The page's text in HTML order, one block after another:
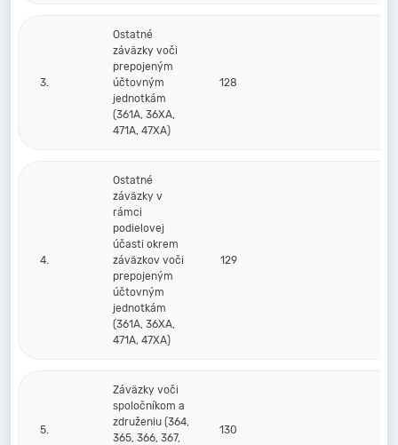
3.
Ostatné
záväzky voči
prepojeným
účtovným
jednotkám
(361A, 36XA,
471A, 47XA)
128
4.
Ostatné
záväzky v
rámci
podielovej
účasti okrem
záväzkov voči
prepojeným
účtovným
jednotkám
(361A, 36XA,
471A, 47XA)
129
5.
Záväzky voči
spoločníkom a
združeniu (364,
365, 366, 367,
130